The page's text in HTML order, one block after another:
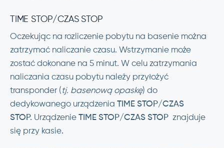
TIME STOP/CZAS STOP
Oczekując na rozliczenie pobytu na basenie można
zatrzymać naliczanie czasu. Wstrzymanie może
zostać dokonane na 5 minut. W celu zatrzymania
naliczania czasu pobytu należy przyłożyć
transponder ( tj. basenową opaskę) do
dedykowanego urządzenia TIME STOP/CZAS
STOP. Urządzenie TIME STOP/CZAS STOP znajduje
się przy kasie.